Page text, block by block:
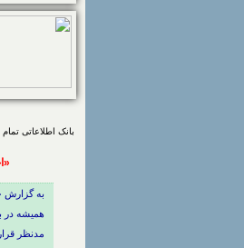
بانک اطلاعاتی تمام موارد | | 509 بار
به گزارش
همیشه در
مدنظر